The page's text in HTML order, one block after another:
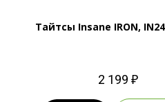
Тайтсы Insane IRON,
2 199 ₽